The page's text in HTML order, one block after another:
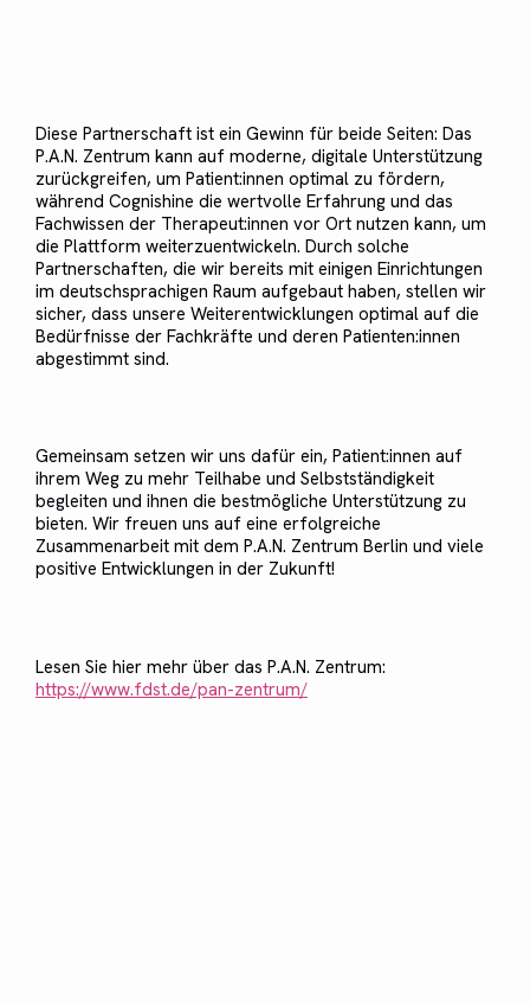
Diese Partnerschaft ist ein Gewinn für beide Seiten: Das
P.A.N. Zentrum kann auf moderne, digitale Unterstützung
zurückgreifen, um Patient:innen optimal zu fördern,
während Cognishine die wertvolle Erfahrung und das
Fachwissen der Therapeut:innen vor Ort nutzen kann, um
die Plattform weiterzuentwickeln. Durch solche
Partnerschaften, die wir bereits mit einigen Einrichtungen
im deutschsprachigen Raum aufgebaut haben, stellen wir
sicher, dass unsere Weiterentwicklungen optimal auf die
Bedürfnisse der Fachkräfte und deren Patienten:innen
abgestimmt sind.
Gemeinsam setzen wir uns dafür ein, Patient:innen auf
ihrem Weg zu mehr Teilhabe und Selbstständigkeit
begleiten und ihnen die bestmögliche Unterstützung zu
bieten. Wir freuen uns auf eine erfolgreiche
Zusammenarbeit mit dem P.A.N. Zentrum Berlin und viele
positive Entwicklungen in der Zukunft!
Lesen Sie hier mehr über das P.A.N. Zentrum:
https://www.fdst.de/pan-zentrum/